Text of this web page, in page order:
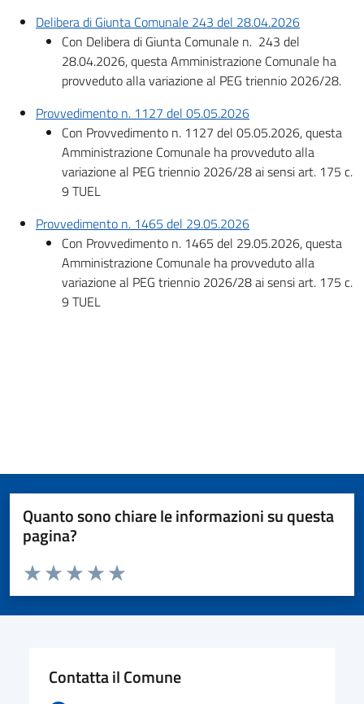
Delibera di Giunta Comunale 243 del 28.04.2026
Con Delibera di Giunta Comunale n. 243 del
28.04.2026, questa Amministrazione Comunale ha
provveduto alla variazione al PEG triennio 2026/28.
Provvedimento n. 1127 del 05.05.2026
Con Provvedimento n. 1127 del 05.05.2026, questa
Amministrazione Comunale ha provveduto alla
variazione al PEG triennio 2026/28 ai sensi art. 175 c.
9 TUEL
Provvedimento n. 1465 del 29.05.2026
Con Provvedimento n. 1465 del 29.05.2026, questa
Amministrazione Comunale ha provveduto alla
variazione al PEG triennio 2026/28 ai sensi art. 175 c.
9 TUEL
Quanto sono chiare le informazioni su questa
pagina?
Valuta da 1 a 5 stelle la pagina
Valuta 5 stelle su 5
Valuta 4 stelle su 5
Valuta 3 stelle su 5
Valuta 2 stelle su 5
Valuta 1 stelle su 5
Contatta il Comune